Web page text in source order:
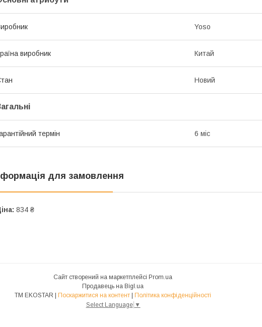
Yoso
виробник Китай
Новий
термін 6 міс
для замовлення
834 ₴
Сайт створений на маркетплейсі Prom.ua
Продавець на Bigl.ua
ТМ EKOSTAR | Поскаржитися на контент | Політика конфіденційності
Select Language ▼